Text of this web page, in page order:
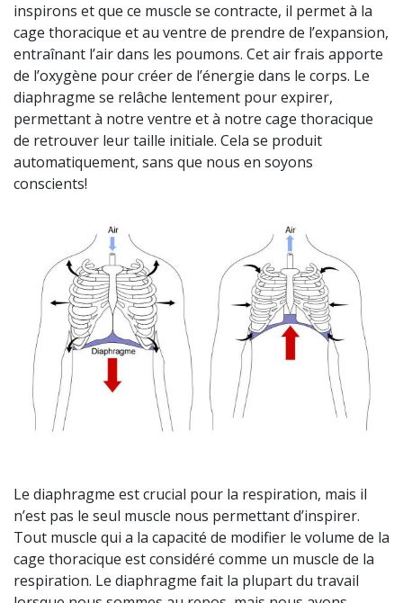
inspirons et que ce muscle se contracte, il permet à la
cage thoracique et au ventre de prendre de l’expansion,
entraînant l’air dans les poumons. Cet air frais apporte
de l’oxygène pour créer de l’énergie dans le corps. Le
diaphragme se relâche lentement pour expirer,
permettant à notre ventre et à notre cage thoracique
de retrouver leur taille initiale. Cela se produit
automatiquement, sans que nous en soyons
conscients!
Le diaphragme est crucial pour la respiration, mais il
n’est pas le seul muscle nous permettant d’inspirer.
Tout muscle qui a la capacité de modifier le volume de la
cage thoracique est considéré comme un muscle de la
respiration. Le diaphragme fait la plupart du travail